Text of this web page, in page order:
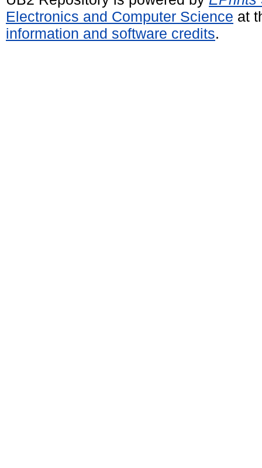
Electronics and Computer Science at
information and software credits.